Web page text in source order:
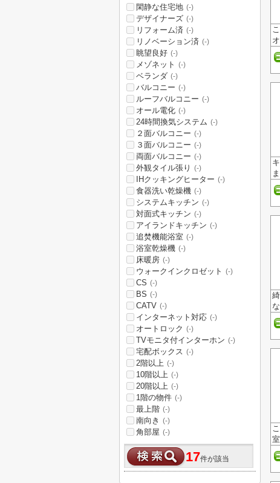
閑静な住宅地 (-)
デザイナーズ (-)
リフォーム済 (-)
リノベーション済 (-)
眺望良好 (-)
メゾネット (-)
ベランダ (-)
バルコニー (-)
ルーフバルコニー (-)
オール電化 (-)
24時間換気システム (-)
２面バルコニー (-)
３面バルコニー (-)
両面バルコニー (-)
外観タイル張り (-)
IHクッキングヒーター (-)
食器洗い乾燥機 (-)
システムキッチン (-)
対面式キッチン (-)
アイランドキッチン (-)
追焚機能浴室 (-)
浴室乾燥機 (-)
床暖房 (-)
ウォークインクロゼット (-)
CS (-)
BS (-)
CATV (-)
インターネット対応 (-)
オートロック (-)
TVモニタ付インターホン (-)
宅配ボックス (-)
2階以上 (-)
10階以上 (-)
20階以上 (-)
1階の物件 (-)
最上階 (-)
南向き (-)
角部屋 (-)
17件が該当